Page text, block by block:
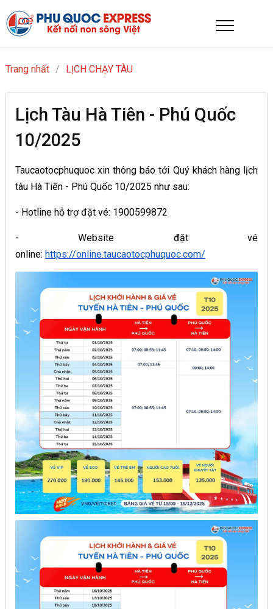
Trang nhất / LỊCH CHẠY TÀU
Lịch Tàu Hà Tiên - Phú Quốc
10/2025
Taucaotocphuquoc xin thông báo tới Quý khách hàng lịch
tàu Hà Tiên - Phú Quốc 10/2025 như sau:
- Hotline hỗ trợ đặt vé: 1900599872
- Website đặt vé
online: https://online.taucaotocphuquoc.com/